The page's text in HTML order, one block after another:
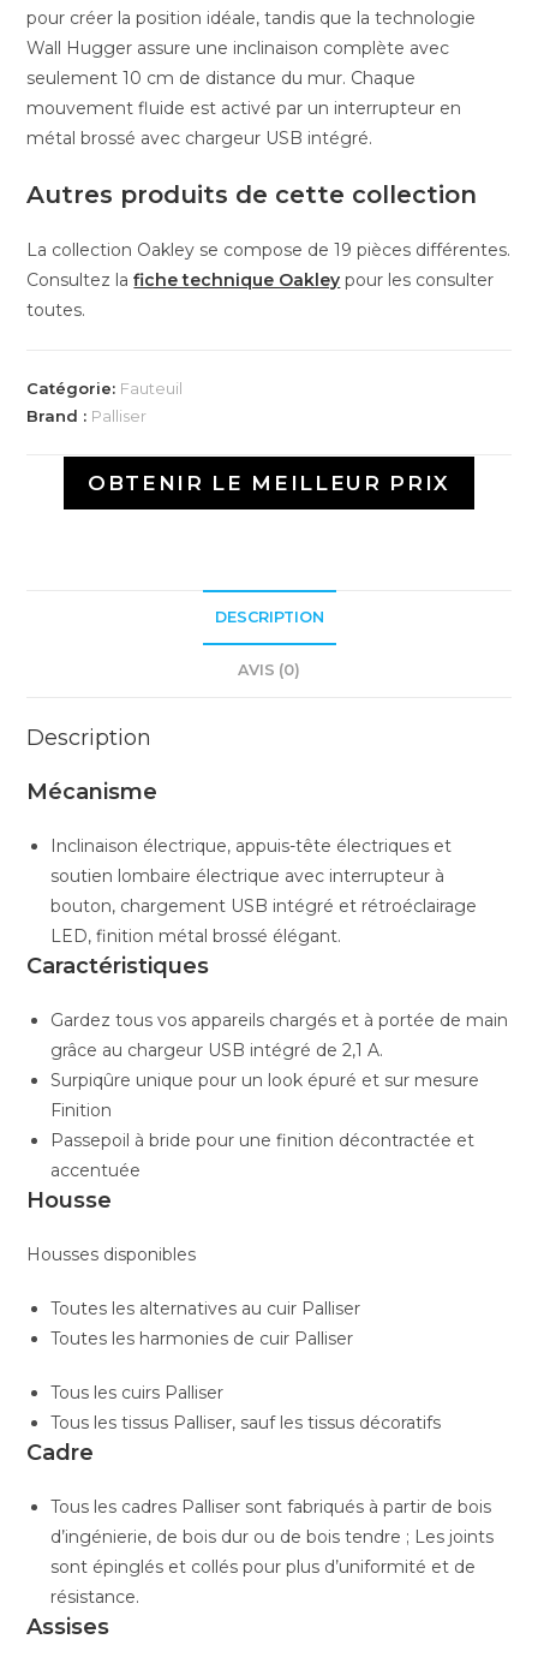
pour créer la position idéale, tandis que la technologie
Wall Hugger assure une inclinaison complète avec
seulement 10 cm de distance du mur. Chaque
mouvement fluide est activé par un interrupteur en
métal brossé avec chargeur USB intégré.
Autres produits de cette collection
La collection Oakley se compose de 19 pièces différentes.
Consultez lafiche technique Oakley pour les consulter
toutes.
Catégorie: Fauteuil
Brand : Palliser
OBTENIR LE MEILLEUR PRIX
DESCRIPTION
AVIS (0)
Description
Mécanisme
Inclinaison électrique, appuis-tête électriques et
soutien lombaire électrique avec interrupteur à
bouton, chargement USB intégré et rétroéclairage
LED, finition métal brossé élégant.
Caractéristiques
Gardez tous vos appareils chargés et à portée de main
grâce au chargeur USB intégré de 2,1 A.
Surpiqûre unique pour un look épuré et sur mesure
Finition
Passepoil à bride pour une finition décontractée et
accentuée
Housse
Housses disponibles
Toutes les alternatives au cuir Palliser
Toutes les harmonies de cuir Palliser
Tous les cuirs Palliser
Tous les tissus Palliser, sauf les tissus décoratifs
Cadre
Tous les cadres Palliser sont fabriqués à partir de bois
d’ingénierie, de bois dur ou de bois tendre ; Les joints
sont épinglés et collés pour plus d’uniformité et de
résistance.
Assises